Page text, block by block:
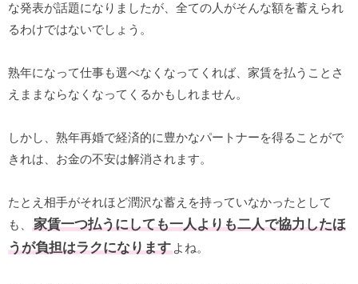
な発表が話題になりましたが、全ての人がそんな額を蓄えられ
るわけではないでしょう。
熟年になって仕事も選べなくなってくれば、家賃を払うことさ
えままならなくなってくるかもしれません。
しかし、熟年再婚で経済的に豊かなパートナーを得ることがで
きれは、お金の不安は解消されます。
たとえ相手がそれほど潤沢な蓄えを持っていなかったとして
も、
家賃一つ払うにしても一人よりも二人で協力したほ
うが負担はラクになりますよね。